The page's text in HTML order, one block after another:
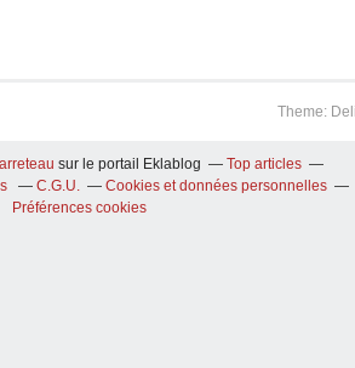
Theme:
sur le portail Eklablog
Top articles
C.G.U.
Cookies et données personnelles
Préférences cookies